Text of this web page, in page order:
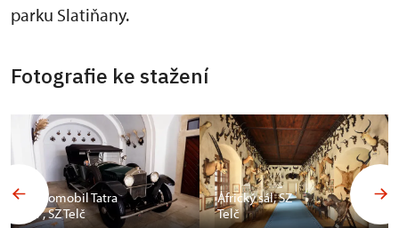
parku Slatiňany.
Fotografie ke stažení
Automobil Tatra
17, SZ Telč
Africký sál, SZ
Telč